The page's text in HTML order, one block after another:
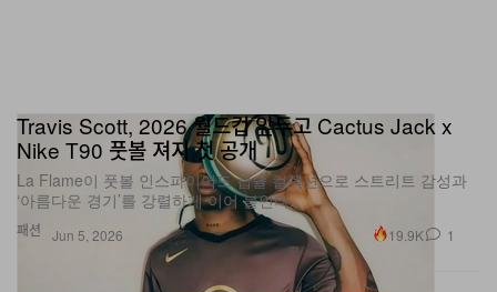
패션
Travis Scott, 2026 월드컵 앞두고 Cactus Jack x
Nike T90 풋볼 져지 첫 공개
La Flame이 풋볼 인스파이어드 캡슐 컬렉션으로 스트리트 감성과
‘아름다운 경기’를 강렬하게 이어 붙인다.
Jun 5, 2026 19.9K 1